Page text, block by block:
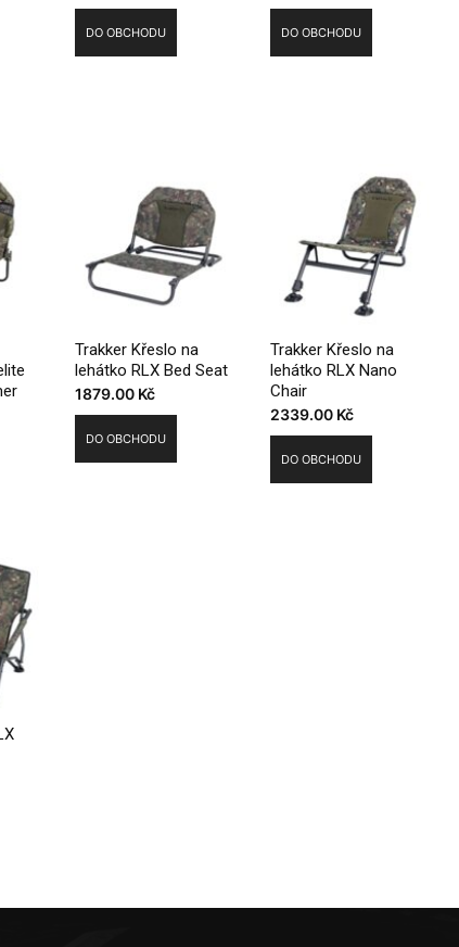
DO OBCHODU DO OBCHODU
Trakker Křeslo na
lehátko RLX Bed Seat
1879.00 Kč
DO OBCHODU
Trakker Křeslo na
lehátko RLX Nano
Chair
2339.00 Kč
DO OBCHODU